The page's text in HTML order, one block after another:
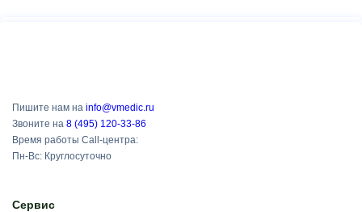
Сервис
Пишите нам на info@vmedic.ru
Звоните на 8 (495) 120-33-86
Время работы Call-центра:
Пн-Вс: Круглосуточно